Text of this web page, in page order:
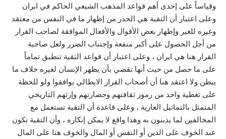
وقياساً على إحدى أهم قواعد المذهب الشيعي الحاكم في ايران
وعلى اعتبار أن التقية هي الحذر من إظهار ما في النفس من معتقد
وغيره للغير وإظهار بعض الأقوال والأفعال الموافقة لصاحب القرار
من أجل الحصول على أكبر منفعة وإجتناب الضرر ولعل صاحبة
القرار هنا هي ايران ، وعلى اعتبار أن قواعد التقية تنطبق تماماً
على ما حصل من حيث أنها تقضي بأن يظهر الإنسان لغيره خلاف ما
يبطن ولا اعتقد هنا أن أصحاب القرار الايطالي يوافقوا ولو للحظة
على تغطية واحد من رموز ثقافتهم وحضارتهم وإرثهم التاريخي
المتمثل بالتماثيل العارية ، وعلى قاعدة أن التقية تستعمل مع
المخالفين لما يدينون به وهذا واقع لا يمكن إنكاره ، وأن التقية تكون
عند الخوف على الدين أو النفس أو المال والخوف هنا على المال